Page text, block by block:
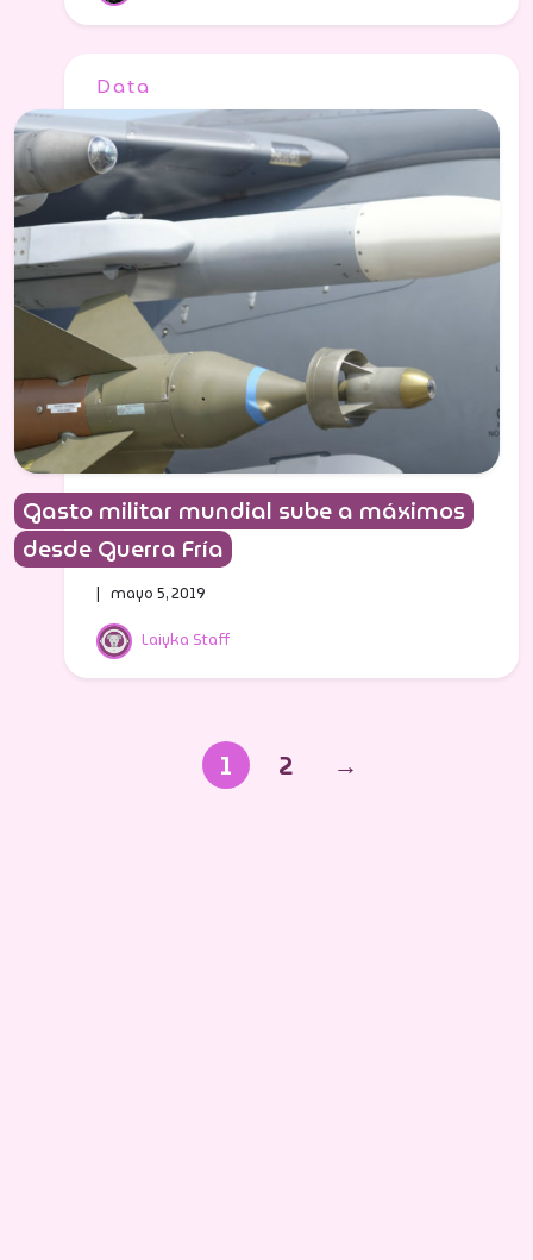
Data
Gasto militar mundial sube a máximos
desde Guerra Fría
Laiyka Staff
| mayo 5, 2019
1 2 →